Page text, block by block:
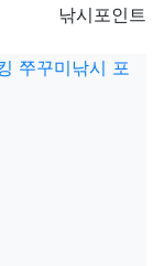
등록자
낚시포인트